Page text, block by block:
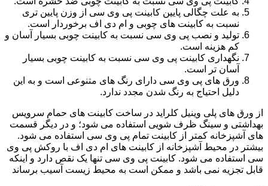
به علت چگالی پایین کابینت پی وی سی از وزن پایین تری
نسبت به کابینت های چوبی و ام دی اف برخوردار است.
تولید و نصب پی وی سی نسبت به کابینت چوبی بسیار آسان و
کم هزینه است.
نگهداری کابینت پی وی سی نسبت به کابینت چوبی بسیار
آسان تر است.
ورق های پی وی سی دارای رنگ های متنوعی است و به این
دلیل احتیاج به رنگ شدن مجدد ندارد.
از ورق های پلی وینیل کلراید در ساخت کابینت های حمام سرویس
بهداشتی و سینگ ظرف شویی استفاده می شود؛ و در دیگر قسمت
های آشپزخانه کمتر از کابینت تمام پی وی سی استفاده می شود.
بیشتر در محیط آشپزخانه از کابینت های ام دی اف با روکش پی وی
سی استفاده می شود. کابینت پی وی سی تنها یک نقص دارد و اینکه
قابل تجزیه نمی باشد و ممکن است به محیط زیست آسیب برساند